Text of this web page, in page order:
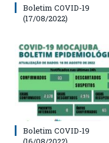
Boletim COVID-19
(17/08/2022)
Boletim COVID-19